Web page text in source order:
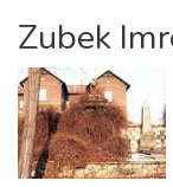
About us
Zubek